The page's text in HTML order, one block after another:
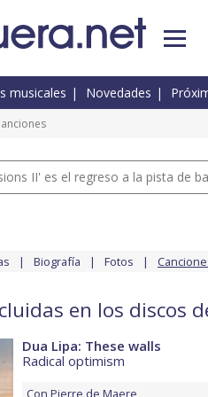
musicales Novedades
II' es el regreso a la pista de
Biografía Fotos
en los discos
Dua Lipa: These walls
Radical optimism
Con Pierre de Maere